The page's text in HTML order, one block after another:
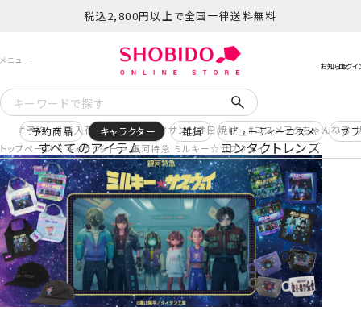
税込2,800円以上で全国一律送料無料
予約 再入荷 ヒロアカ サンリオ日焼け コスメヲタちゃんねる
すべてのアイテム コンタクトレンズ
予約商品 キャラクター 雑貨 ビューティーコスメ ブ
トップページ キャラクター 銀河特急 ミルキー☆サブウェイ